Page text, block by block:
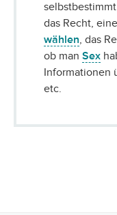
das Recht,
wählen, das
ob man Sex
Informationen
etc.